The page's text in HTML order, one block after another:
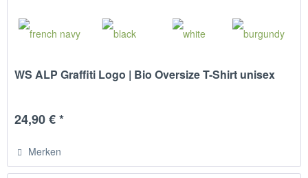
WS ALP Graffiti Logo | Bio Oversize T-Shirt unisex
24,90 € *
Merken